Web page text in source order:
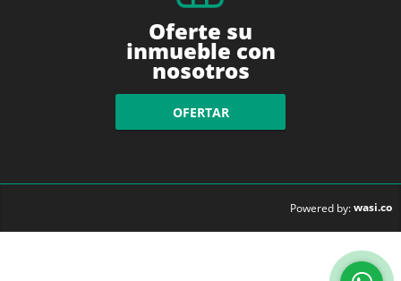
Oferte su
inmueble con
nosotros
OFERTAR
Powered by:wasi.co